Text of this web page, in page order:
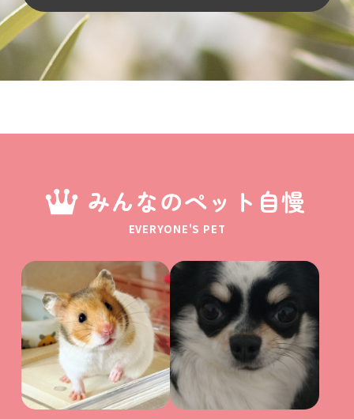
みんなのペット自慢
EVERYONE'S PET